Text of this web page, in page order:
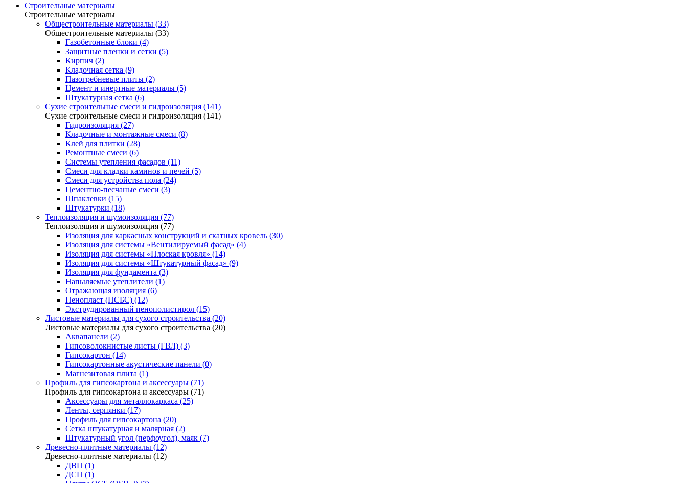
Строительные материалы
Строительные материалы
Общестроительные материалы (33)
Общестроительные материалы (33)
Газобетонные блоки (4)
Защитные пленки и сетки (5)
Кирпич (2)
Кладочная сетка (9)
Пазогребневые плиты (2)
Цемент и инертные материалы (5)
Штукатурная сетка (6)
Сухие строительные смеси и гидроизоляция (141)
Сухие строительные смеси и гидроизоляция (141)
Гидроизоляция (27)
Кладочные и монтажные смеси (8)
Клей для плитки (28)
Ремонтные смеси (6)
Системы утепления фасадов (11)
Смеси для кладки каминов и печей (5)
Смеси для устройства пола (24)
Цементно-песчаные смеси (3)
Шпаклевки (15)
Штукатурки (18)
Теплоизоляция и шумоизоляция (77)
Теплоизоляция и шумоизоляция (77)
Изоляция для каркасных конструкций и скатных кровель (30)
Изоляция для системы «Вентилируемый фасад» (4)
Изоляция для системы «Плоская кровля» (14)
Изоляция для системы «Штукатурный фасад» (9)
Изоляция для фундамента (3)
Напыляемые утеплители (1)
Отражающая изоляция (6)
Пенопласт (ПСБС) (12)
Экструдированный пенополистирол (15)
Листовые материалы для сухого строительства (20)
Листовые материалы для сухого строительства (20)
Аквапанели (2)
Гипсоволокнистые листы (ГВЛ) (3)
Гипсокартон (14)
Гипсокартонные акустические панели (0)
Магнезитовая плита (1)
Профиль для гипсокартона и аксессуары (71)
Профиль для гипсокартона и аксессуары (71)
Аксессуары для металлокаркаса (25)
Ленты, серпянки (17)
Профиль для гипсокартона (20)
Сетка штукатурная и малярная (2)
Штукатурный угол (перфоугол), маяк (7)
Древесно-плитные материалы (12)
Древесно-плитные материалы (12)
ДВП (1)
ДСП (1)